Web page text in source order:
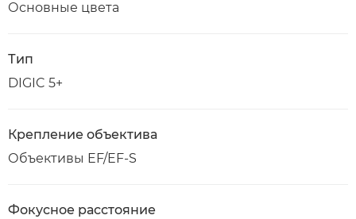
Основные цвета
Тип
DIGIC 5+
Крепление объектива
Объективы EF/EF-S
Фокусное расстояние